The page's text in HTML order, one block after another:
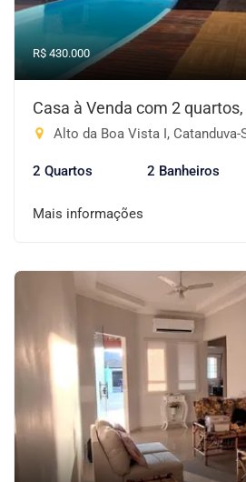
R$ 430.000
Casa à Venda com 2 quartos,
Alto da Boa Vista I, Catanduva-
2 Quartos 2 Banheiros
Mais informações